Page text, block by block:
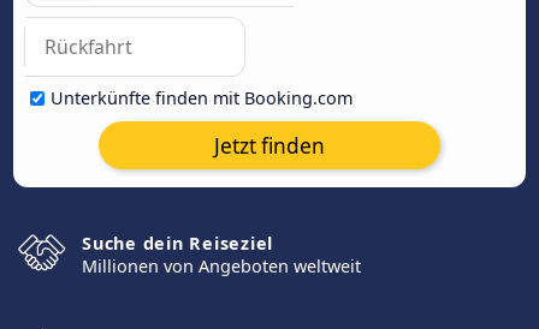
Unterkünfte finden mit Booking.com
Jetzt finden
Suche dein Reiseziel
Millionen von Angeboten weltweit